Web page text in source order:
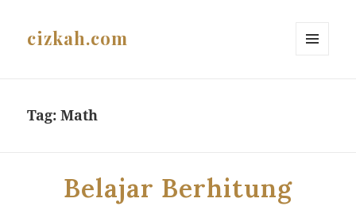
cizkah.com
Tag:Math
Belajar Berhitung